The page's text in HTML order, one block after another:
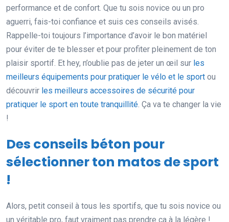
performance et de confort. Que tu sois novice ou un pro
aguerri, fais-toi confiance et suis ces conseils avisés.
Rappelle-toi toujours l’importance d’avoir le bon matériel
pour éviter de te blesser et pour profiter pleinement de ton
plaisir sportif. Et hey, n’oublie pas de jeter un œil sur les
meilleurs équipements pour pratiquer le vélo et le sport ou
découvrir les meilleurs accessoires de sécurité pour
pratiquer le sport en toute tranquillité. Ça va te changer la vie
!
Des conseils béton pour
sélectionner ton matos de sport
!
Alors, petit conseil à tous les sportifs, que tu sois novice ou
un véritable pro, faut vraiment pas prendre ça à la légère !